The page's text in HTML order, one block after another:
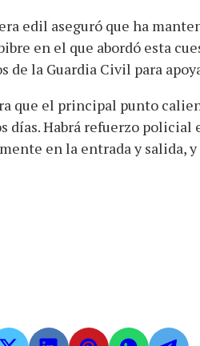
edil aseguró que ha
en el que abordó esta
de la Guardia Civil para
que el principal punto
días. Habrá refuerzo
en la entrada y salida,